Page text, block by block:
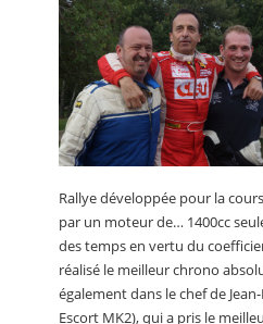
Rallye développée pour la
par un moteur de… 1400cc
des temps en vertu du
réalisé le meilleur chrono
également dans le chef de Jean-
Escort MK2), qui a pris le